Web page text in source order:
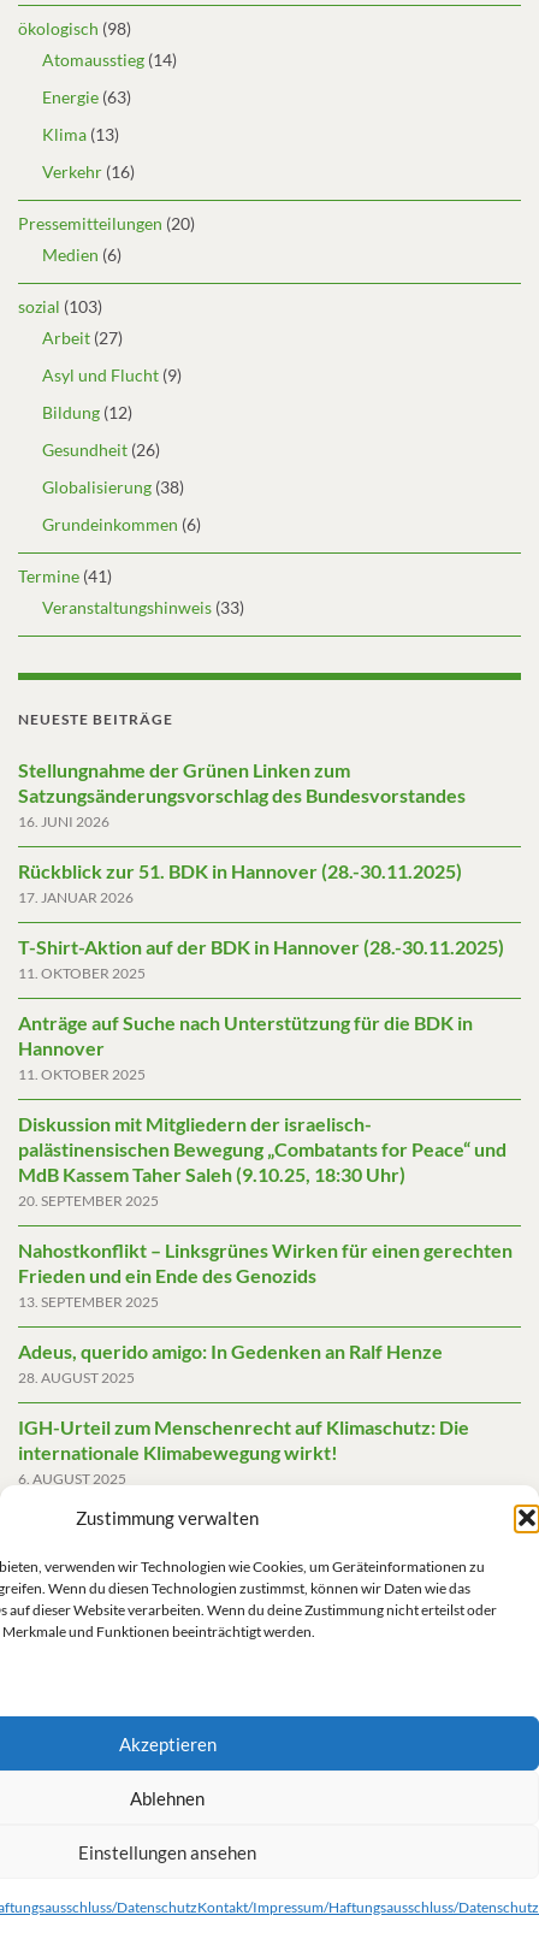
Zustimmung verwalten
verwenden wir Technologien wie Cookies, um Geräteinformationen zu
Wenn du diesen Technologien zustimmst, können wir Daten wie das
auf dieser Website verarbeiten. Wenn du deine Zustimmung nicht erteilst oder
und Funktionen beeinträchtigt werden.
Akzeptieren
Ablehnen
Einstellungen ansehen
DatenschutzKontakt/Impressum/Haftungsausschluss/Datenschutz
ökologisch (98)
Atomausstieg (14)
Energie (63)
Klima (13)
Verkehr (16)
Pressemitteilungen (20)
Medien (6)
sozial (103)
Arbeit (27)
Asyl und Flucht (9)
Bildung (12)
Gesundheit (26)
Globalisierung (38)
Grundeinkommen (6)
Termine (41)
Veranstaltungshinweis (33)
NEUESTE BEITRÄGE
Stellungnahme der Grünen Linken zum
Satzungsänderungsvorschlag des Bundesvorstandes
16. JUNI 2026
Rückblick zur 51. BDK in Hannover (28.-30.11.2025)
17. JANUAR 2026
T-Shirt-Aktion auf der BDK in Hannover (28.-30.11.2025)
11. OKTOBER 2025
Anträge auf Suche nach Unterstützung für die BDK in
Hannover
11. OKTOBER 2025
Diskussion mit Mitgliedern der israelisch-
palästinensischen Bewegung „Combatants for Peace“ und
MdB Kassem Taher Saleh (9.10.25, 18:30 Uhr)
20. SEPTEMBER 2025
Nahostkonflikt – Linksgrünes Wirken für einen gerechten
Frieden und ein Ende des Genozids
13. SEPTEMBER 2025
Adeus, querido amigo: In Gedenken an Ralf Henze
28. AUGUST 2025
IGH-Urteil zum Menschenrecht auf Klimaschutz: Die
internationale Klimabewegung wirkt!
6. AUGUST 2025
Friedensgutachten 2025
Die AfD mit mehr Demokratie wegregieren
14. MAI 2025
Impressum/Datenschutz
Kontakt/Impressum/Haftungsausschluss/Datenschutz
© 2026 Grüne Linke.